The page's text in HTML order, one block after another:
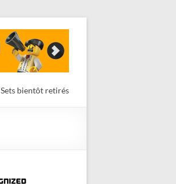
Sets bientôt retirés